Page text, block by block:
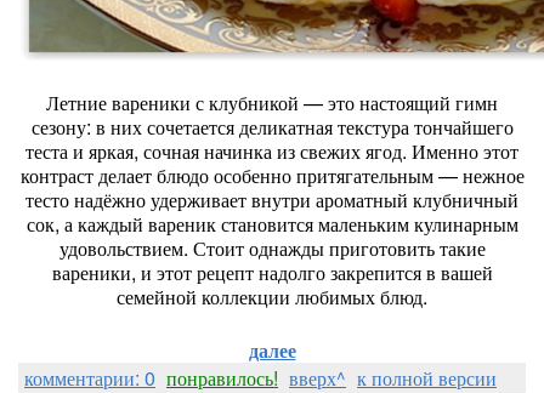
Летниевареники склубникой — этонастоящий гимн
сезону: в нихсочетаетсяделикатнаятекстуратончайшего
тестаи яркая, сочнаяначинкаизсвежихягод. Именноэтот
контрастделаетблюдоособеннопритягательным— нежное
тестонадёжноудерживаетвнутри ароматный клубничный
сок, акаждый вареникстановитсямаленькимкулинарным
удовольствием. Стоитоднаждыприготовитьтакие
вареники, и этотрецептнадолгозакрепитсяв вашей
семейной коллекции любимыхблюд.
далее
комментарии: 0 понравилось! вверх^ к полной версии